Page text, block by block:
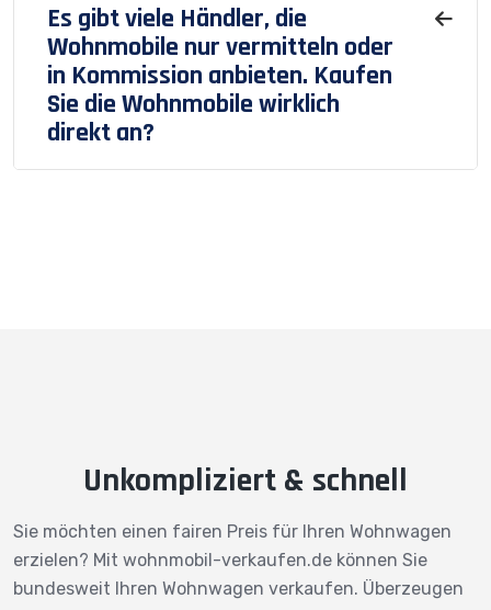
Es gibt viele Händler, die
Wohnmobile nur vermitteln oder
in Kommission anbieten. Kaufen
Sie die Wohnmobile wirklich
direkt an?
Unkompliziert & schnell
Sie möchten einen fairen Preis für Ihren Wohnwagen
erzielen? Mit wohnmobil-verkaufen.de können Sie
bundesweit Ihren Wohnwagen verkaufen. Überzeugen